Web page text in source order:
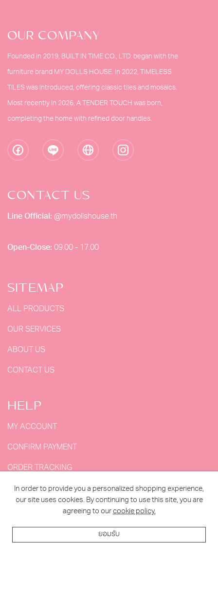
OUR COMPANY
Founded in 2019, BUILT IN TIME CO., LTD. began with the
furniture brand MY DOLLS HOUSE. In 2022, TIMELESS
TILES was introduced, offering classic tiles and mosaics.
Most recently in 2026, A TENDER TOUCH was born,
completing the home with refined door handles.
CONTACT US
Line Official: @mydollshouse.th
Open-Close: 09.00 - 17.00
SITEMAP
ALL PRODUCTS
OUR SERVICES
ABOUT US
CONTACT US
HELP
MY ACCOUNT
CONFIRM PAYMENT
ORDER TRACKING
MY ORDERS
2023 MY DOLLS HOUSE ALL RIGHTS RESERVED. |
In order to provide you a personalized shopping experience,
our site uses cookies. By continuing to use this site, you are
agreeing to our cookie policy.
ยอมรับ